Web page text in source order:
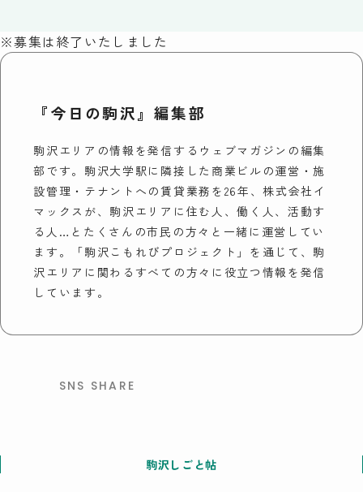
※募集は終了いたしました
『今日の駒沢』編集部
駒沢エリアの情報を発信するウェブマガジンの編集
部です。駒沢大学駅に隣接した商業ビルの運営・施
設管理・テナントへの賃貸業務を26年、株式会社イ
マックスが、駒沢エリアに住む人、働く人、活動す
る人…とたくさんの市民の方々と一緒に運営してい
ます。「駒沢こもれびプロジェクト」を通じて、駒
沢エリアに関わるすべての方々に役立つ情報を発信
しています。
SNS SHARE
駒沢しごと帖